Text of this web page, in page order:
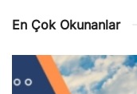
En Çok Okunanlar